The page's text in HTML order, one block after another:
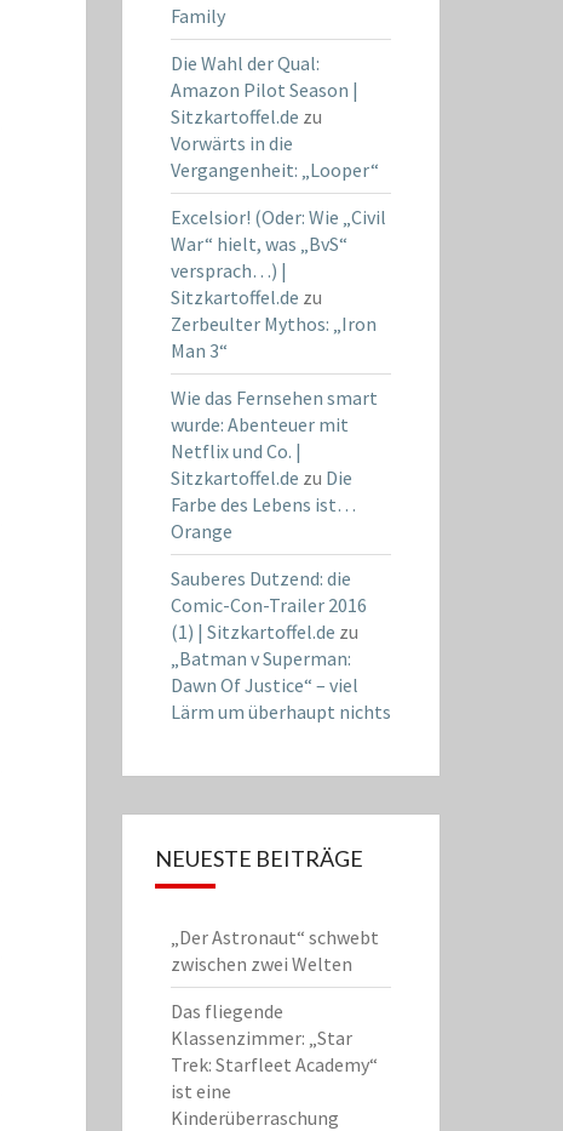
Family
Die Wahl der Qual:
Amazon Pilot Season |
Sitzkartoffel.de zu
Vorwärts in die
Vergangenheit: „Looper“
Excelsior! (Oder: Wie „Civil
War“ hielt, was „BvS“
versprach…) |
Sitzkartoffel.de zu
Zerbeulter Mythos: „Iron
Man 3“
Wie das Fernsehen smart
wurde: Abenteuer mit
Netflix und Co. |
Sitzkartoffel.de zu Die
Farbe des Lebens ist…
Orange
Sauberes Dutzend: die
Comic-Con-Trailer 2016
(1) | Sitzkartoffel.de zu
„Batman v Superman:
Dawn Of Justice“ – viel
Lärm um überhaupt nichts
NEUESTE BEITRÄGE
„Der Astronaut“ schwebt
zwischen zwei Welten
Das fliegende
Klassenzimmer: „Star
Trek: Starfleet Academy“
ist eine
Kinderüberraschung